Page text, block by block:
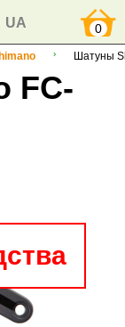
UA 0
Шатуны
FC-